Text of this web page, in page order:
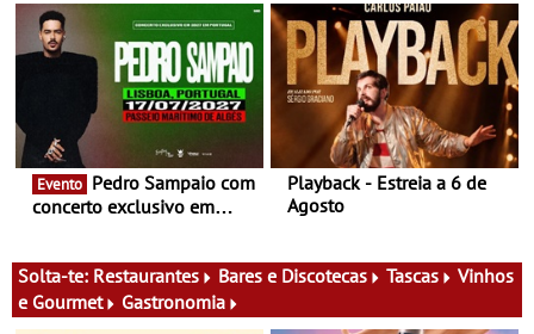
Evento
concerto exclusivo em
Playback - Estreia a 6 de
Agosto
Solta-te: Restaurantes Bares e Discotecas Tascas
Vinhos
e Gourmet
Gastronomia